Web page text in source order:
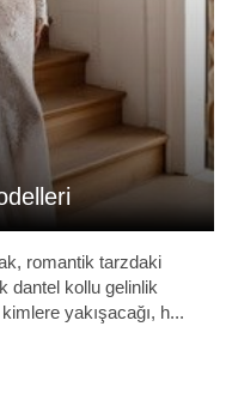
romantik tarzdaki
dantel kollu gelinlik
yakışacağı, h...